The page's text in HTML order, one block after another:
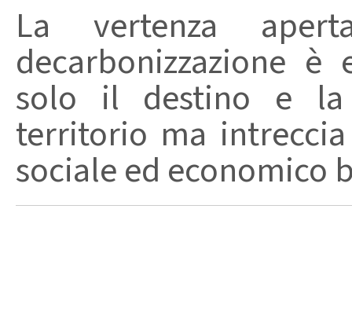
La vertenza
decarbonizzazione
solo il destino e la
territorio ma
sociale ed economico